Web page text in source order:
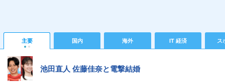
主要 国内 海外 IT 経済 ス
池田直人 佐藤佳奈と電撃結婚